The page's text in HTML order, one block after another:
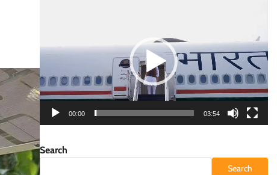
00:00 03:54
Search
Search